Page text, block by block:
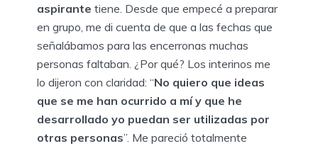
aspirante tiene. Desde que empecé a preparar
en grupo, me di cuenta de que a las fechas que
señalábamos para las encerronas muchas
personas faltaban. ¿Por qué? Los interinos me
lo dijeron con claridad: “No quiero que ideas
que se me han ocurrido a mí y que he
desarrollado yo puedan ser utilizadas por
otras personas”. Me pareció totalmente